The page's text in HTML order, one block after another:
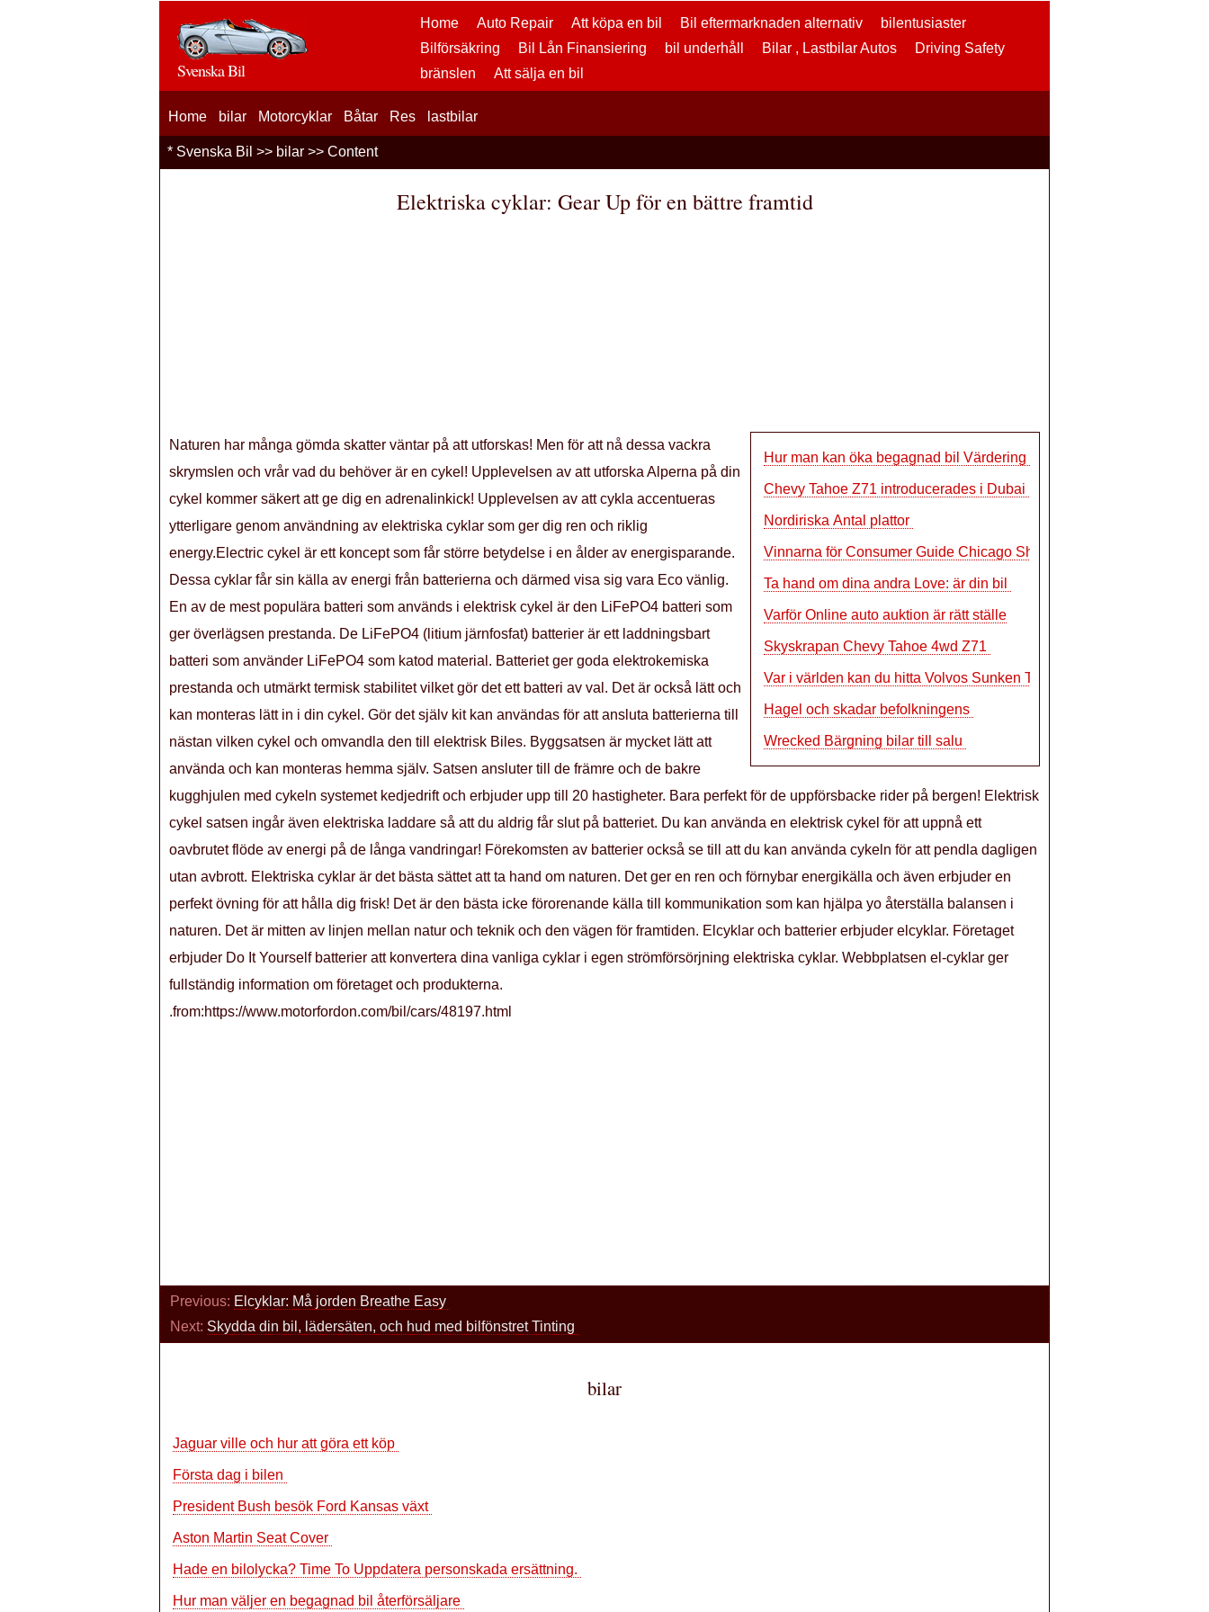
Home Auto Repair Att köpa en bil Bil eftermarknaden alternativ
bilentusiaster
Bilförsäkring
Bil Lån Finansiering bil underhåll Bilar , Lastbilar Autos
Driving Safety
bränslen
Att sälja en bil
Svenska Bil
Home bilar Motorcyklar Båtar Res lastbilar
* Svenska Bil >> bilar >> Content
Elektriska cyklar: Gear Up för en bättre framtid
Hur man kan öka begagnad bil Värdering
Chevy Tahoe Z71 introducerades i Dubai
Nordiriska Antal plattor
Vinnarna för Consumer Guide Chicago Show Awa
Ta hand om dina andra Love: är din bil
Varför Online auto auktion är rätt ställe
Skyskrapan Chevy Tahoe 4wd Z71
Var i världen kan du hitta Volvos Sunken Tre
Hagel och skadar befolkningens
Wrecked Bärgning bilar till salu
Naturen har många gömda skatter väntar på att utforskas! Men för att nå dessa vackra
skrymslen och vrår vad du behöver är en cykel! Upplevelsen av att utforska Alperna på din
cykel kommer säkert att ge dig en adrenalinkick! Upplevelsen av att cykla accentueras
ytterligare genom användning av elektriska cyklar som ger dig ren och riklig
energy.Electric cykel är ett koncept som får större betydelse i en ålder av energisparande.
Dessa cyklar får sin källa av energi från batterierna och därmed visa sig vara Eco vänlig.
En av de mest populära batteri som används i elektrisk cykel är den LiFePO4 batteri som
ger överlägsen prestanda. De LiFePO4 (litium järnfosfat) batterier är ett laddningsbart
batteri som använder LiFePO4 som katod material. Batteriet ger goda elektrokemiska
prestanda och utmärkt termisk stabilitet vilket gör det ett batteri av val. Det är också lätt och
kan monteras lätt in i din cykel. Gör det själv kit kan användas för att ansluta batterierna till
nästan vilken cykel och omvandla den till elektrisk Biles. Byggsatsen är mycket lätt att
använda och kan monteras hemma själv. Satsen ansluter till de främre och de bakre
kugghjulen med cykeln systemet kedjedrift och erbjuder upp till 20 hastigheter. Bara perfekt för de uppförsbacke rider på bergen! Elektrisk
cykel satsen ingår även elektriska laddare så att du aldrig får slut på batteriet. Du kan använda en elektrisk cykel för att uppnå ett
oavbrutet flöde av energi på de långa vandringar! Förekomsten av batterier också se till att du kan använda cykeln för att pendla dagligen
utan avbrott. Elektriska cyklar är det bästa sättet att ta hand om naturen. Det ger en ren och förnybar energikälla och även erbjuder en
perfekt övning för att hålla dig frisk! Det är den bästa icke förorenande källa till kommunikation som kan hjälpa yo återställa balansen i
naturen. Det är mitten av linjen mellan natur och teknik och den vägen för framtiden. Elcyklar och batterier erbjuder elcyklar. Företaget
erbjuder Do It Yourself batterier att konvertera dina vanliga cyklar i egen strömförsörjning elektriska cyklar. Webbplatsen el-cyklar ger
fullständig information om företaget och produkterna.
.from:https://www.motorfordon.com/bil/cars/48197.html
Previous: Elcyklar: Må jorden Breathe Easy
Next: Skydda din bil, lädersäten, och hud med bilfönstret Tinting
bilar
Jaguar ville och hur att göra ett köp
Första dag i bilen
President Bush besök Ford Kansas växt
Aston Martin Seat Cover
Hade en bilolycka? Time To Uppdatera personskada ersättning.
Hur man väljer en begagnad bil återförsäljare